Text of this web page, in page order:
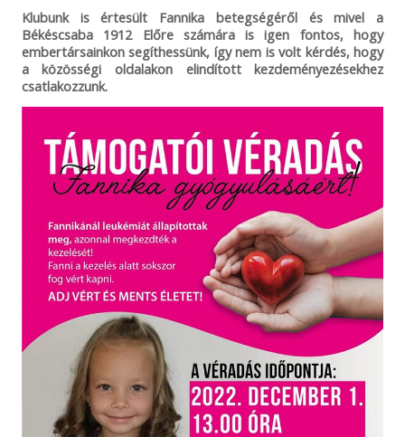
Klubunk is értesült Fannika betegségéről és mivel a
Békéscsaba 1912 Előre számára is igen fontos, hogy
embertársainkon segíthessünk, így nem is volt kérdés, hogy
a közösségi oldalakon elindított kezdeményezésekhez
csatlakozzunk.